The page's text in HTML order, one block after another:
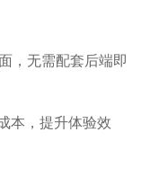
，无需配套后端即
本，提升体验效